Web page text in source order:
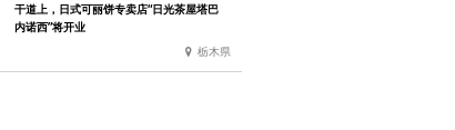
干道上，日式可丽饼专卖店“日光茶屋塔巴
内诺西”将开业
栃木県